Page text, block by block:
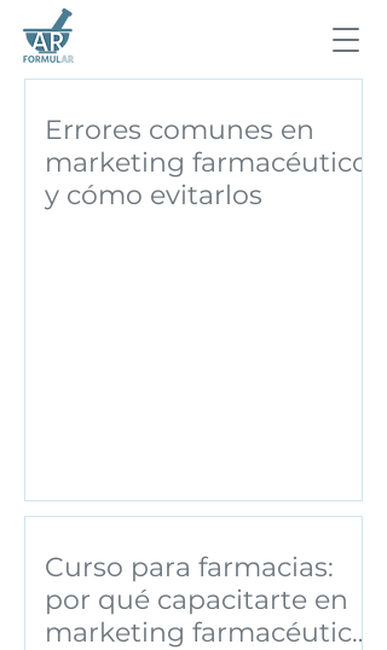
Errores comunes en
marketing farmacéutico
y cómo evitarlos
Curso para farmacias:
por qué capacitarte en
marketing farmacéutico